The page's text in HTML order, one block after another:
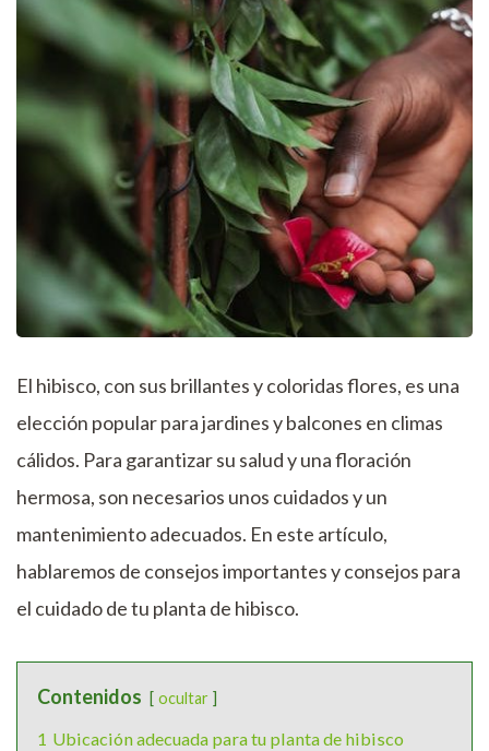
El hibisco, con sus brillantes y coloridas flores, es una
elección popular para jardines y balcones en climas
cálidos. Para garantizar su salud y una floración
hermosa, son necesarios unos cuidados y un
mantenimiento adecuados. En este artículo,
hablaremos de consejos importantes y consejos para
el cuidado de tu planta de hibisco.
Contenidos ocultar
1 Ubicación adecuada para tu planta de hibisco